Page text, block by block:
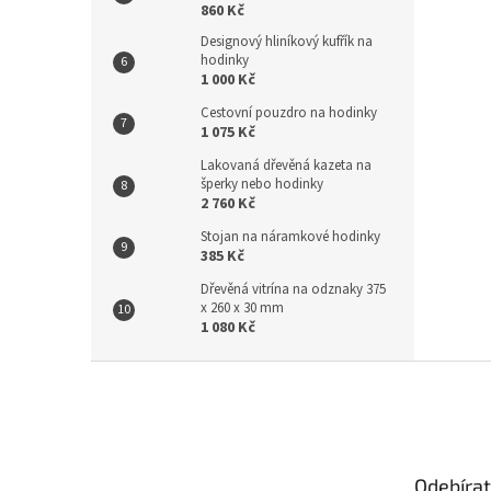
860 Kč
Designový hliníkový kufřík na
hodinky
1 000 Kč
Cestovní pouzdro na hodinky
1 075 Kč
Lakovaná dřevěná kazeta na
šperky nebo hodinky
2 760 Kč
Stojan na náramkové hodinky
385 Kč
Dřevěná vitrína na odznaky 375
x 260 x 30 mm
1 080 Kč